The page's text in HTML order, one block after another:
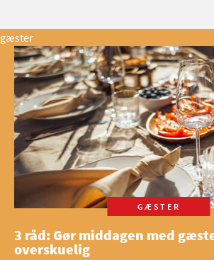
gæster
GÆSTER
3 råd: Gør middagen med
overskuelig